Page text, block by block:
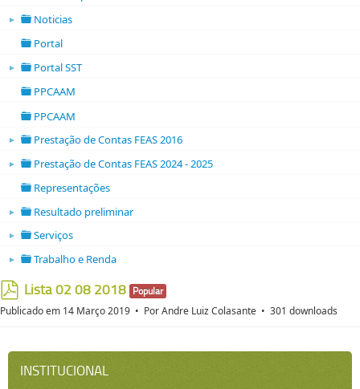
► Noticias
Portal
► Portal SST
PPCAAM
PPCAAM
►
folder open
Prestação de Contas FEAS 2016
►
folder open
Prestação de Contas FEAS 2024 - 2025
folder
Representações
► Resultado preliminar
►
folder open
Serviços
► Trabalho e Renda
pdf
Lista 02 08 2018 Popular
Publicado em 14 Março 2019 PorAndre Luiz Colasante 301 downloads
INSTITUCIONAL